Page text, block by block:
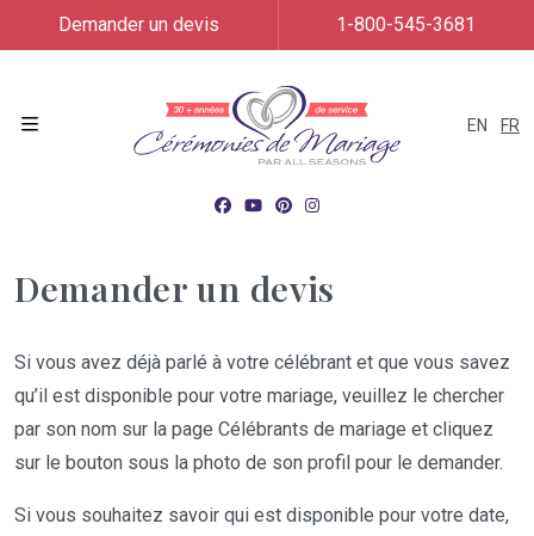
EN FR
Demander un devis 1-800-545-3681
Demander un devis
Si vous avez déjà parlé à votre célébrant et que vous savez
qu’il est disponible pour votre mariage, veuillez le chercher
par son nom sur la page Célébrants de mariage et cliquez
sur le bouton sous la photo de son profil pour le demander.
Si vous souhaitez savoir qui est disponible pour votre date,